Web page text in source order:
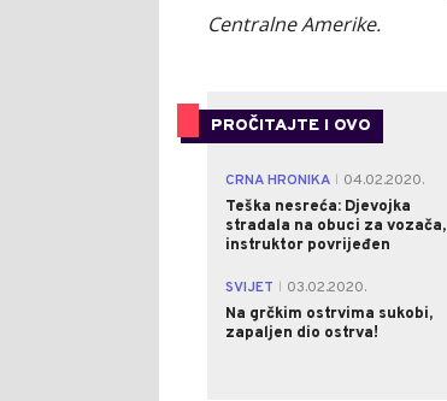
Centralne Amerike.
PROČITAJTE I OVO
CRNA HRONIKA
04.02.2020.
Teška nesreća: Djevojka
stradala na obuci za vozača,
instruktor povrijeđen
SVIJET
03.02.2020.
Na grčkim ostrvima sukobi,
zapaljen dio ostrva!